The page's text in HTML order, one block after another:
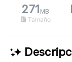
271 MB
Tamaño